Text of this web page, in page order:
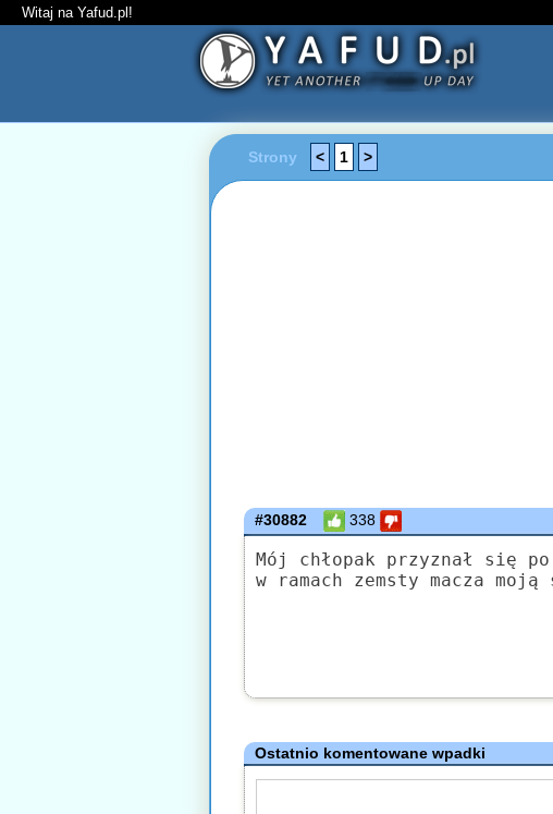
Witaj na Yafud.pl!
Strony < 1 >
#30882 338
Mój chłopak przyznał się
w ramach zemsty macza
Ostatnio komentowane wpadki